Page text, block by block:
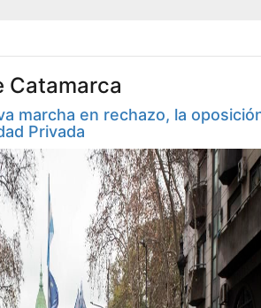
Catamarca
marcha en rechazo, la
Privada